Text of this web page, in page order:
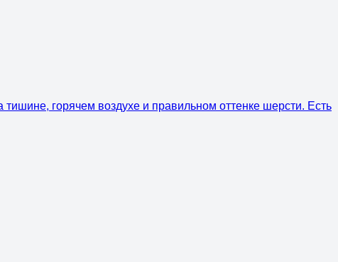
горячем воздухе и правильном оттенке шерсти. Есть